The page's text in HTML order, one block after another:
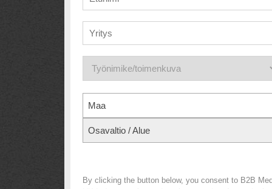
Maa
Osavaltio / Alue
By clicking the button below, you consent to B2B